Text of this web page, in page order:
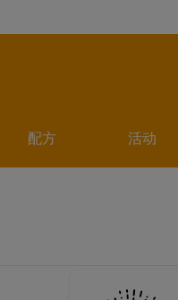
配方 活动